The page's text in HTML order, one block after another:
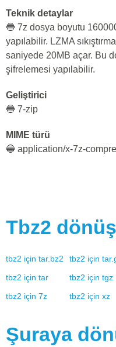
Teknik detaylar
🔵 7z dosya boyutu
yapılabilir. LZMA
saniyede 20MB açar. Bu
şifrelemesi yapılabilir.
Geliştirici
🔵 7-zip
MIME türü
🔵 application/x-7z-
Tbz2
tbz2 için tar.bz2 tbz2 için
tbz2 için tar tbz2 için tgz
tbz2 için 7z tbz2 için xz
Şuraya